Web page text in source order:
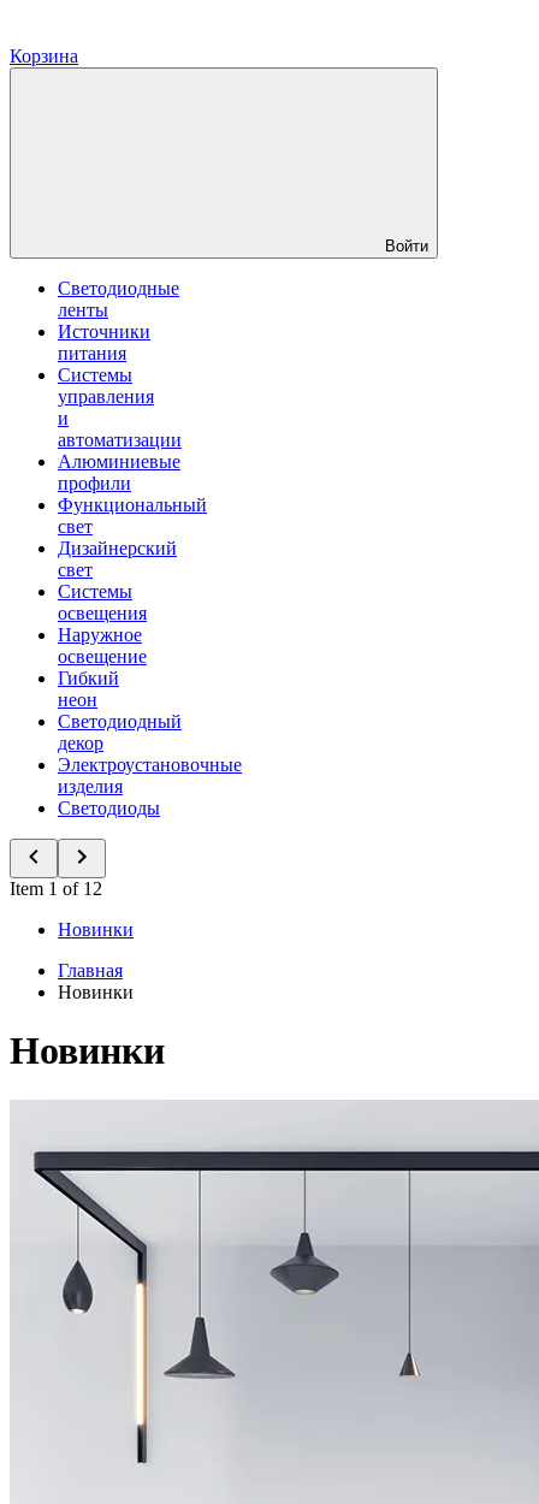
Корзина
Войти
Светодиодные
ленты
Источники
питания
Системы
управления
и
автоматизации
Алюминиевые
профили
Функциональный
свет
Дизайнерский
свет
Системы
освещения
Наружное
освещение
Гибкий
неон
Светодиодный
декор
Электроустановочные
изделия
Светодиоды
Item 1 of 12
Новинки
Главная
Новинки
Новинки